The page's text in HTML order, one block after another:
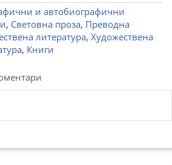
и автобиографични
, Световна проза, Преводна
литература, Художествена
, Книги